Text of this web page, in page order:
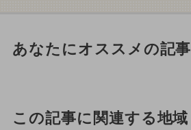
あなたにオススメの記事
この記事に関連する地域